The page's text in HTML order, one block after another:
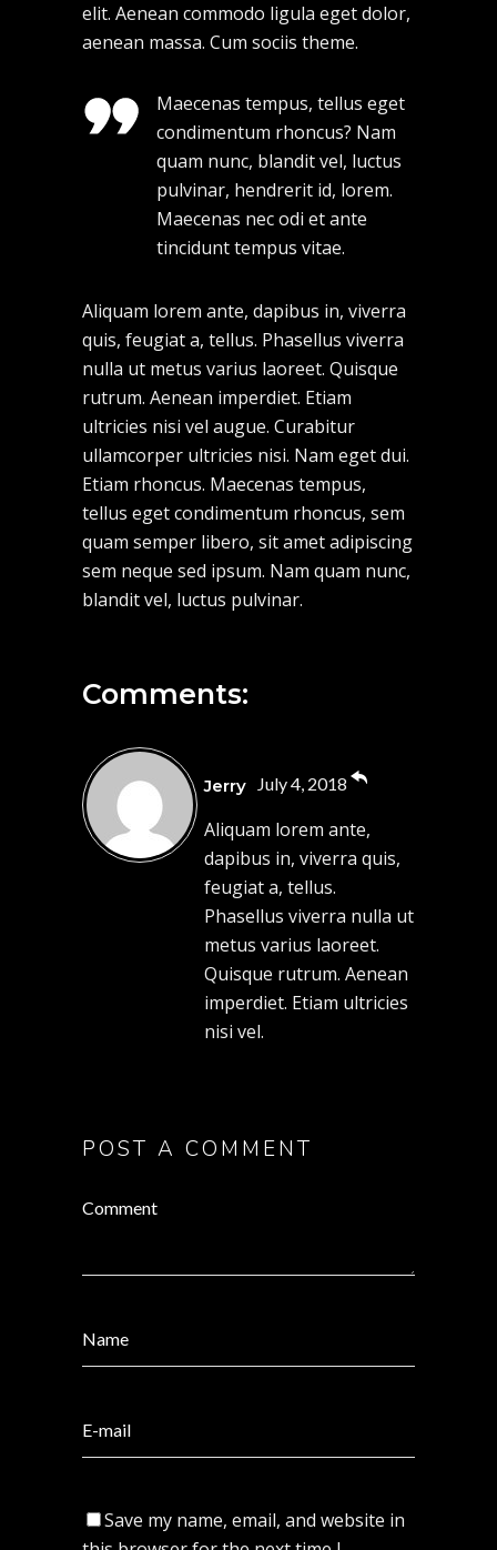
elit. Aenean commodo ligula eget dolor,
aenean massa. Cum sociis theme.
Maecenas tempus, tellus eget
condimentum rhoncus? Nam
quam nunc, blandit vel, luctus
pulvinar, hendrerit id, lorem.
Maecenas nec odi et ante
tincidunt tempus vitae.
Aliquam lorem ante, dapibus in, viverra
quis, feugiat a, tellus. Phasellus viverra
nulla ut metus varius laoreet. Quisque
rutrum. Aenean imperdiet. Etiam
ultricies nisi vel augue. Curabitur
ullamcorper ultricies nisi. Nam eget dui.
Etiam rhoncus. Maecenas tempus,
tellus eget condimentum rhoncus, sem
quam semper libero, sit amet adipiscing
sem neque sed ipsum. Nam quam nunc,
blandit vel, luctus pulvinar.
Comments:
Jerry July 4, 2018
Aliquam lorem ante,
dapibus in, viverra quis,
feugiat a, tellus.
Phasellus viverra nulla ut
metus varius laoreet.
Quisque rutrum. Aenean
imperdiet. Etiam ultricies
nisi vel.
POST A COMMENT
Save my name, email, and website in